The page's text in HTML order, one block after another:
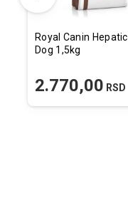
U KORPU
Royal Canin Hepatic
Dog 1,5kg
2.770,00 RSD